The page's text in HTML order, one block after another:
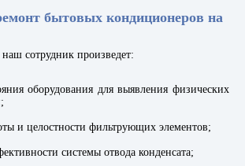
бытовых кондиционеров на
сотрудник произведет:
оборудования для выявления физических
и целостности фильтрующих элементов;
системы отвода конденсата;